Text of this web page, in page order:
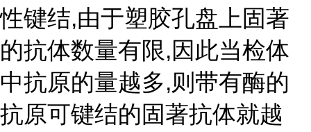
性键结,由于塑胶孔盘上固著
的抗体数量有限,因此当检体
中抗原的量越多,则带有酶的
抗原可键结的固著抗体就越